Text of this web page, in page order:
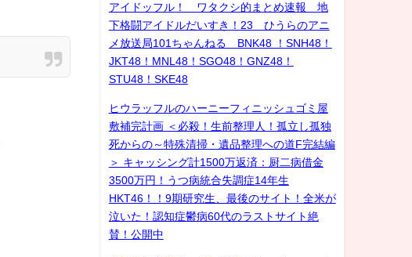
アイドッフル！ ワタクシ的まとめ速報 地
下格闘アイドルだいすき！23 ひうらのアニ
メ放送局101ちゃんねる BNK48 ！SNH48！
JKT48！MNL48！SGO48！GNZ48！
STU48！SKE48
ヒウラッフルのハーニーフィニッシュゴミ屋
敷補完計画 ＜必殺！生前整理人！孤立し孤独
死からの～特殊清掃・遺品整理への道F完結編
＞ キャッシング計1500万返済：厨二病借金
3500万円！うつ病統合失調症14年生
HKT46！！9期研究生、最後のサイト！全米が
泣いた！認知症鬱病60代のラストサイト絶
賛！公開中